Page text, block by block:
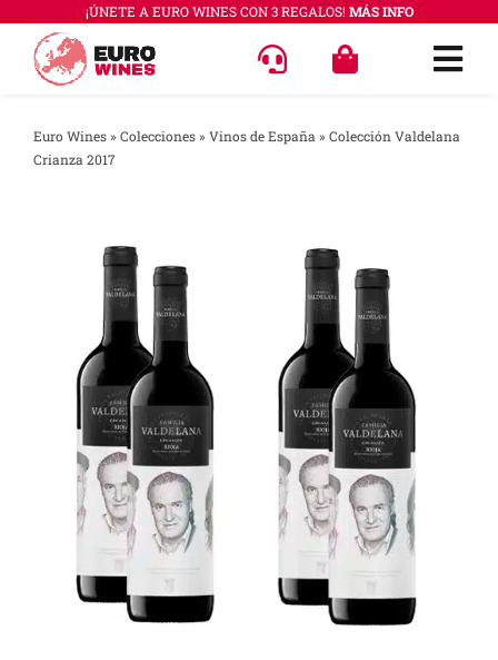
contenido
¡ÚNETE A EURO WINES CON 3 REGALOS! MÁS INFO
Euro Wines» Colecciones» Vinos de España » Colección Valdelana
Crianza 2017